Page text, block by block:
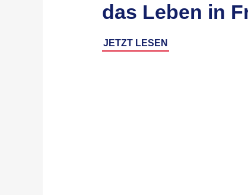
das Leben in
JETZT LESEN